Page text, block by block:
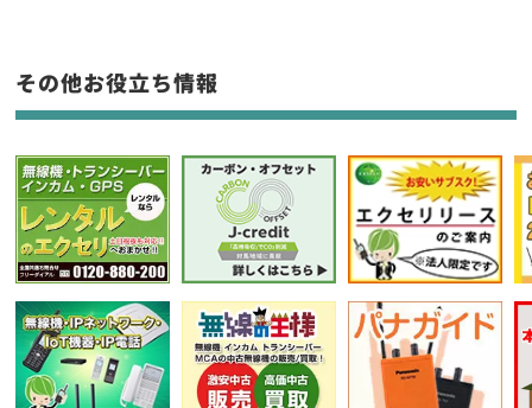
フリーワード入力(製品名等)
選択条件をリセット
その他お役立ち情報